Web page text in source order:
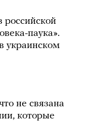
паука».
украинском
не связана
которые